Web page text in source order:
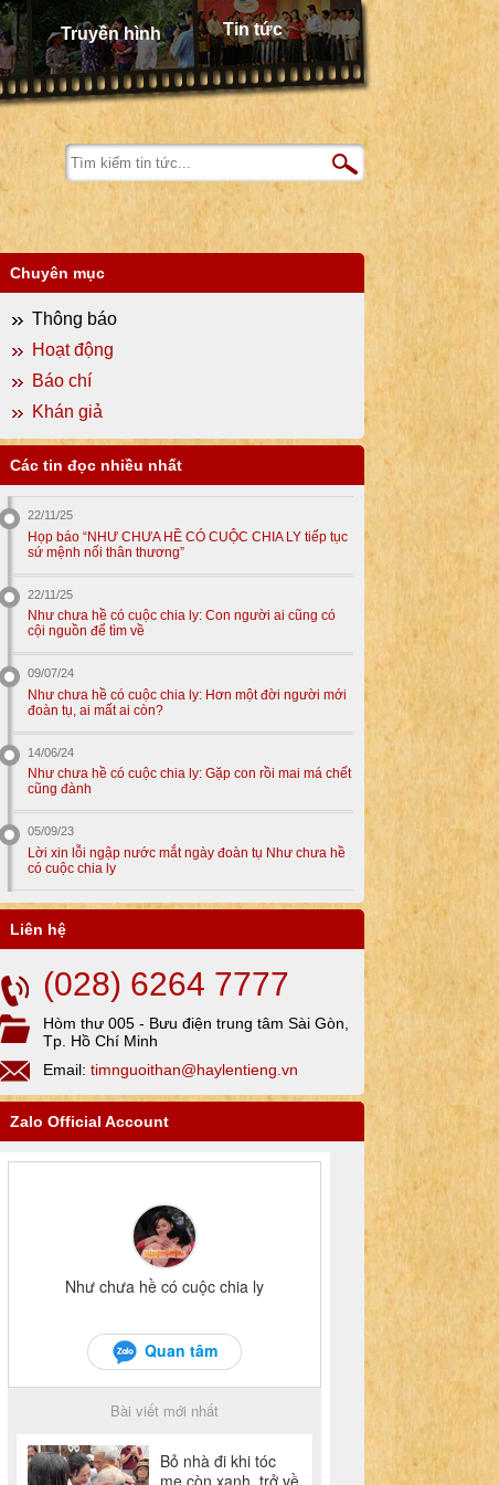
Truyền hình Tin tức
Chuyên mục
Thông báo
Hoạt động
Báo chí
Khán giả
Các tin đọc nhiều nhất
22/11/25
Họp báo “NHƯ CHƯA HỀ CÓ CUỘC CHIA LY tiếp tục
sứ mệnh nối thân thương”
22/11/25
Như chưa hề có cuộc chia ly: Con người ai cũng có
cội nguồn để tìm về
09/07/24
Như chưa hề có cuộc chia ly: Hơn một đời người mới
đoàn tụ, ai mất ai còn?
14/06/24
Như chưa hề có cuộc chia ly: Gặp con rồi mai má chết
cũng đành
05/09/23
Lời xin lỗi ngập nước mắt ngày đoàn tụ Như chưa hề
có cuộc chia ly
Liên hệ
(028) 6264 7777
Hòm thư 005 - Bưu điện trung tâm Sài Gòn,
Tp. Hồ Chí Minh
Email: timnguoithan@haylentieng.vn
Zalo Official Account